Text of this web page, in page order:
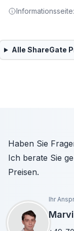
Informationsseite:
Alle ShareGate
Haben Sie
Ich berate Sie
Preisen.
Ihr